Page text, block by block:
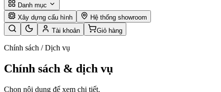
Danh mục
Xây dựng cấu hình
Hệ thống showroom
Tài khoản
Giỏ hàng
Chính sách / Dịch vụ
Chính sách & dịch vụ
Chọn nội dung để xem chi tiết.